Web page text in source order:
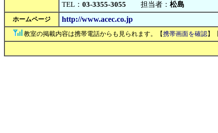
TEL： 03-3355-3055 担当者： 松島
ホームページ http://www.acec.co.jp
教室の掲載内容は携帯電話からも見られます。【携帯画面を確認】